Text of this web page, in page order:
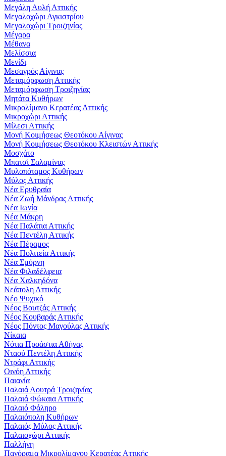
Μεγάλη Αυλή Αττικής
Μεγαλοχώρι Αγκιστρίου
Μεγαλοχώρι Τροιζηνίας
Μέγαρα
Μέθανα
Μελίσσια
Μενίδι
Μεσαγρός Αίγινας
Μεταμόρφωση Αττικής
Μεταμόρφωση Τροιζηνίας
Μητάτα Κυθήρων
Μικρολίμανο Κερατέας Αττικής
Μικροχώρι Αττικής
Μίλεσι Αττικής
Μονή Κοιμήσεως Θεοτόκου Αίγινας
Μονή Κοιμήσεως Θεοτόκου Κλειστών Αττικής
Μοσχάτο
Μπατσί Σαλαμίνας
Μυλοπόταμος Κυθήρων
Μύλος Αττικής
Νέα Ερυθραία
Νέα Ζωή Μάνδρας Αττικής
Νέα Ιωνία
Νέα Μάκρη
Νέα Παλάτια Αττικής
Νέα Πεντέλη Αττικής
Νέα Πέραμος
Νέα Πολιτεία Αττικής
Νέα Σμύρνη
Νέα Φιλαδέλφεια
Νέα Χαλκηδόνα
Νεάπολη Αττικής
Νέο Ψυχικό
Νέος Βουτζάς Αττικής
Νέος Κουβαράς Αττικής
Νέος Πόντος Μαγούλας Αττικής
Νίκαια
Νότια Προάστια Αθήνας
Νταού Πεντέλη Αττικής
Ντράφι Αττικής
Οινόη Αττικής
Παιανία
Παλαιά Λουτρά Τροιζηνίας
Παλαιά Φώκαια Αττικής
Παλαιό Φάληρο
Παλαιόπολη Κυθήρων
Παλαιός Μύλος Αττικής
Παλαιοχώρι Αττικής
Παλλήνη
Πανόραμα Μικρολίμανου Κερατέας Αττικής